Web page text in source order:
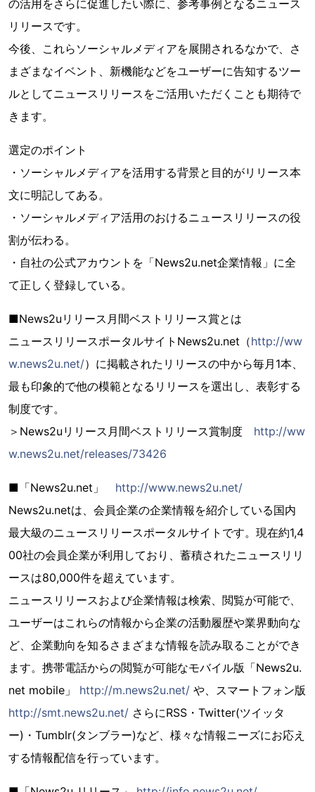
の活用をさらに促進したい際に、参考事例となるニュース
リリースです。
今後、これらソーシャルメディアを展開されるなかで、さ
まざまなイベント、新機能などをユーザーに告知するツー
ルとしてニュースリリースをご活用いただくことも期待で
きます。
選定のポイント
・ソーシャルメディアを活用する背景と目的がリリース本
文に明記してある。
・ソーシャルメディア活用のおけるニュースリリースの役
割が伝わる。
・自社の公式アカウントを「News2u.net企業情報」に全
て正しく登録している。
■News2uリリース月間ベストリリース賞とは
ニュースリリースポータルサイトNews2u.net（http://ww
w.news2u.net/）に掲載されたリリースの中から毎月1本、
最も印象的で他の模範となるリリースを選出し、表彰する
制度です。
＞News2uリリース月間ベストリリース賞制度 http://ww
w.news2u.net/releases/73426
■「News2u.net」 http://www.news2u.net/
News2u.netは、会員企業の企業情報を紹介している国内
最大級のニュースリリースポータルサイトです。現在約1,4
00社の会員企業が利用しており、蓄積されたニュースリリ
ースは80,000件を超えています。
ニュースリリースおよび企業情報は検索、閲覧が可能で、
ユーザーはこれらの情報から企業の活動履歴や業界動向な
ど、企業動向を知るさまざまな情報を読み取ることができ
ます。携帯電話からの閲覧が可能なモバイル版「News2u.
net mobile」 http://m.news2u.net/ や、スマートフォン版
http://smt.news2u.net/ さらにRSS・Twitter(ツイッタ
ー)・Tumblr(タンブラー)など、様々な情報ニーズにお応え
する情報配信を行っています。